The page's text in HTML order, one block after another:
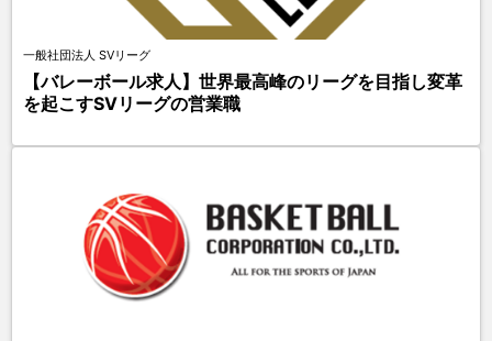
一般社団法人 SVリーグ
【バレーボール求人】世界最高峰のリーグを目指し変革
を起こすSVリーグの営業職